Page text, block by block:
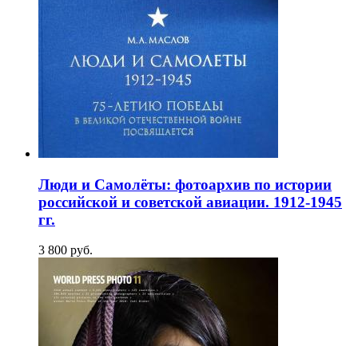
Люди и Самолёты: фотоархив по истории
российской и советской авиации. 1912-1945
гг.
3 800 pуб.